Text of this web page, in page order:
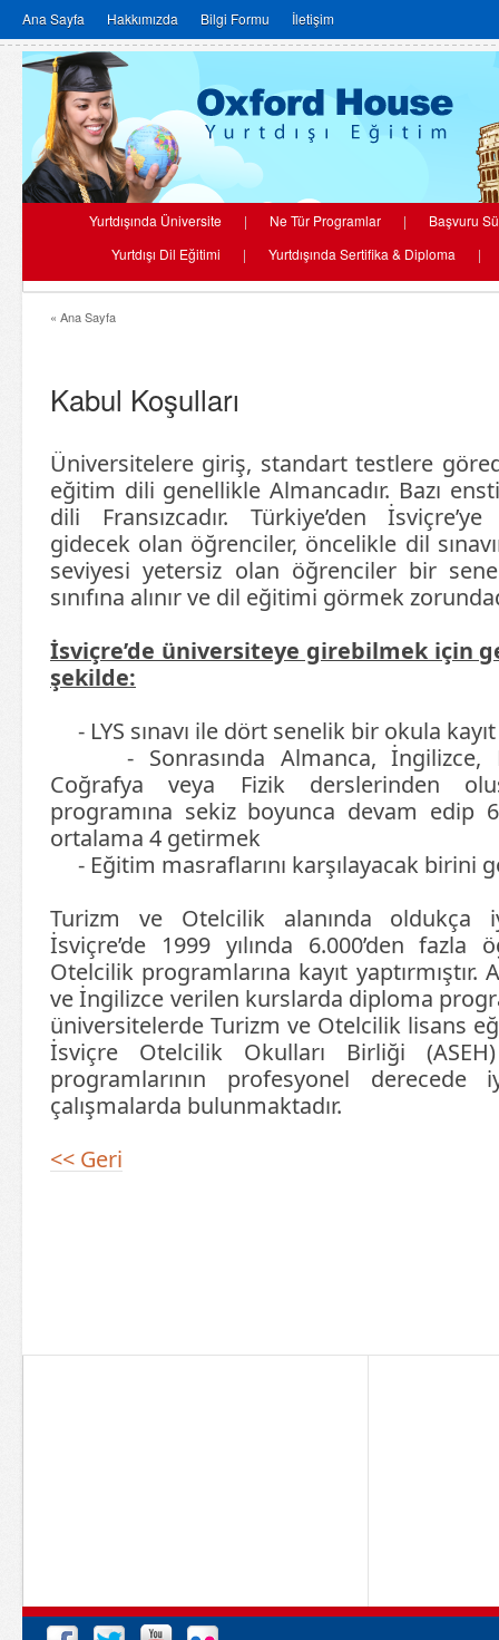
Ana Sayfa Hakkımızda Bilgi Formu İletişim
Yurtdışında Üniversite | Ne Tür Programlar |
Başvuru
Yurtdışı Dil Eğitimi
| Yurtdışında Sertifika & Diploma |
« Ana Sayfa
Kabul Koşulları
Üniversitelere giriş, standart testlere
eğitim dili genellikle Almancadır. Bazı
dili Fransızcadır. Türkiye’den
gidecek olan öğrenciler, öncelikle dil
seviyesi yetersiz olan öğrenciler bir sene
sınıfına alınır ve dil eğitimi görmek
İsviçre’de üniversiteye girebilmek için
şekilde:
- LYS sınavı ile dört senelik bir okula
- Sonrasında Almanca, İngilizce,
Coğrafya veya Fizik derslerinden
programına sekiz boyunca devam edip
ortalama 4 getirmek
- Eğitim masraflarını karşılayacak birini
Turizm ve Otelcilik alanında oldukça
İsviçre’de 1999 yılında 6.000’den fazla
Otelcilik programlarına kayıt yaptırmıştır.
ve İngilizce verilen kurslarda diploma
üniversitelerde Turizm ve Otelcilik lisans
İsviçre Otelcilik Okulları Birliği
programlarının profesyonel derecede
çalışmalarda bulunmaktadır.
<< Geri